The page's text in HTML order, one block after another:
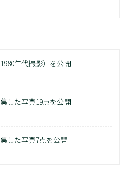
年代撮影）を公開
した写真19点を公開
した写真7点を公開